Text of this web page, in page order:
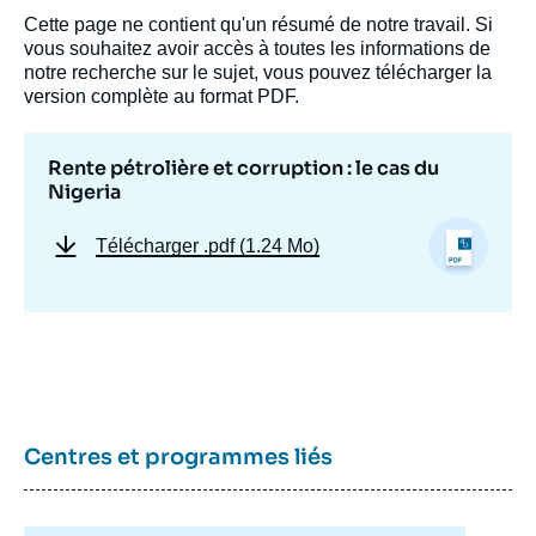
Cette page ne contient qu'un résumé de notre travail. Si
vous souhaitez avoir accès à toutes les informations de
notre recherche sur le sujet, vous pouvez télécharger la
version complète au format PDF.
Rente pétrolière et corruption : le cas du
Nigeria
Télécharger .pdf (1.24 Mo)
Centres et programmes liés
de
publication